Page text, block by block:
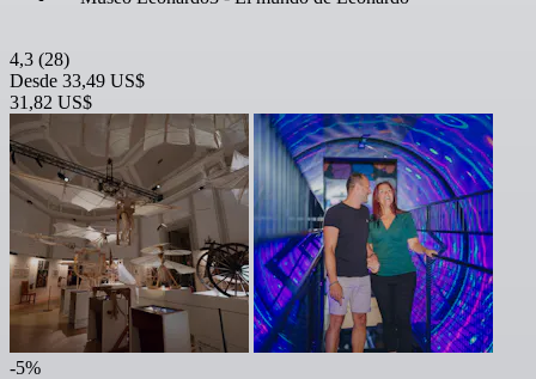
4,3 (28)
Desde 33,49 US$
31,82 US$
-5%